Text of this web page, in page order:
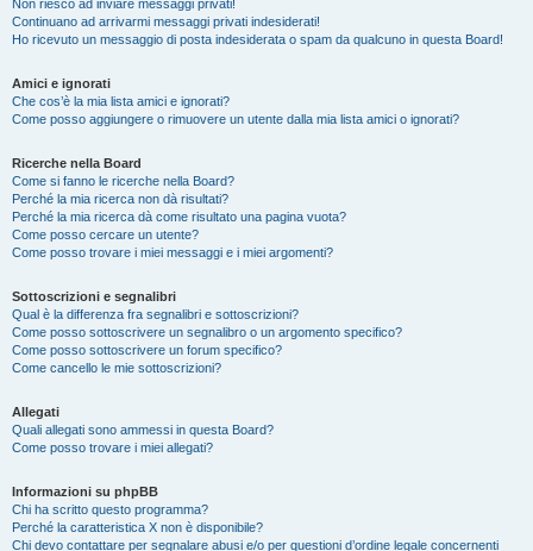
Non riesco ad inviare messaggi privati!
Continuano ad arrivarmi messaggi privati indesiderati!
Ho ricevuto un messaggio di posta indesiderata o spam da qualcuno in questa Board!
Amici e ignorati
Che cos’è la mia lista amici e ignorati?
Come posso aggiungere o rimuovere un utente dalla mia lista amici o ignorati?
Ricerche nella Board
Come si fanno le ricerche nella Board?
Perché la mia ricerca non dà risultati?
Perché la mia ricerca dà come risultato una pagina vuota?
Come posso cercare un utente?
Come posso trovare i miei messaggi e i miei argomenti?
Sottoscrizioni e segnalibri
Qual è la differenza fra segnalibri e sottoscrizioni?
Come posso sottoscrivere un segnalibro o un argomento specifico?
Come posso sottoscrivere un forum specifico?
Come cancello le mie sottoscrizioni?
Allegati
Quali allegati sono ammessi in questa Board?
Come posso trovare i miei allegati?
Informazioni su phpBB
Chi ha scritto questo programma?
Perché la caratteristica X non è disponibile?
Chi devo contattare per segnalare abusi e/o per questioni d’ordine legale concernenti